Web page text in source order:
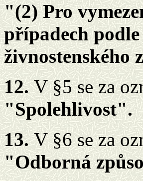
"(2) Pro
případech
živnostenského
12.V §5 se za
"Spolehlivost".
13.V §6 se za
"Odborná